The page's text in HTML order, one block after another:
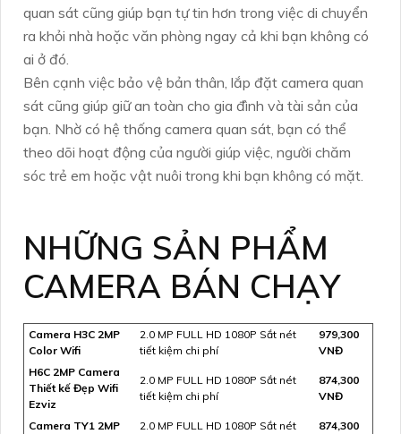
quan sát cũng giúp bạn tự tin hơn trong việc di chuyển
ra khỏi nhà hoặc văn phòng ngay cả khi bạn không có
ai ở đó.
Bên cạnh việc bảo vệ bản thân, lắp đặt camera quan
sát cũng giúp giữ an toàn cho gia đình và tài sản của
bạn. Nhờ có hệ thống camera quan sát, bạn có thể
theo dõi hoạt động của người giúp việc, người chăm
sóc trẻ em hoặc vật nuôi trong khi bạn không có mặt.
NHỮNG SẢN PHẨM
CAMERA BÁN CHẠY
Camera H3C 2MP
Color Wifi
2.0 MP FULL HD 1080P Sắt nét
tiết kiệm chi phí
979,300
VNĐ
H6C 2MP Camera
Thiết kế Đẹp Wifi
Ezviz
2.0 MP FULL HD 1080P Sắt nét
tiết kiệm chi phí
874,300
VNĐ
Camera TY1 2MP
2.0 MP FULL HD 1080P Sắt nét
874,300